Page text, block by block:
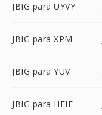
JBIG para UYVY
JBIG para XPM
JBIG para YUV
JBIG para HEIF